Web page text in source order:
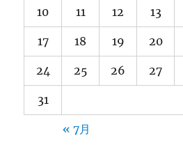
10 11 12 13
17 18 19 20
24 25 26 27
31
« 7月